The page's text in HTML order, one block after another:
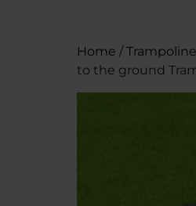
Home /
to the ground